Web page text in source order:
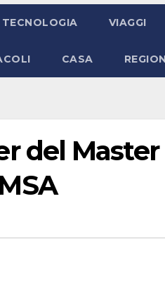
TECNOLOGIA VIAGGI
CASA
del